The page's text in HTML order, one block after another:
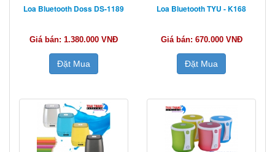
Loa Bluetooth Doss DS-1189
Giá bán: 1.380.000 VNĐ
Đặt Mua
Loa Bluetooth TYU - K168
Giá bán: 670.000 VNĐ
Đặt Mua